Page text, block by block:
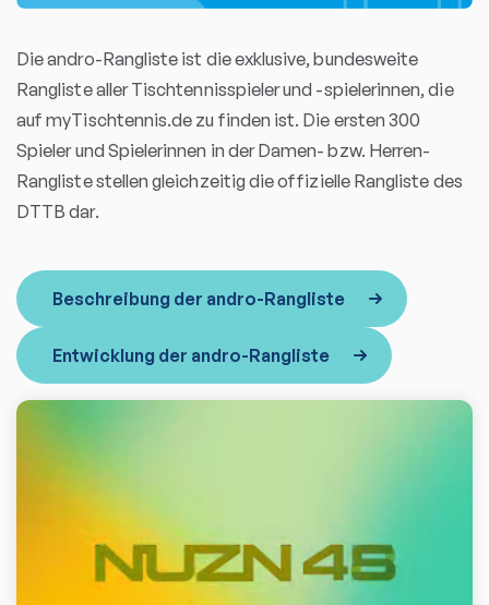
Die andro-Rangliste ist die exklusive, bundesweite
Rangliste aller Tischtennisspieler und -spielerinnen, die
auf myTischtennis.de zu finden ist. Die ersten 300
Spieler und Spielerinnen in der Damen- bzw. Herren-
Rangliste stellen gleichzeitig die offizielle Rangliste des
DTTB dar.
Beschreibung der andro-Rangliste
Entwicklung der andro-Rangliste